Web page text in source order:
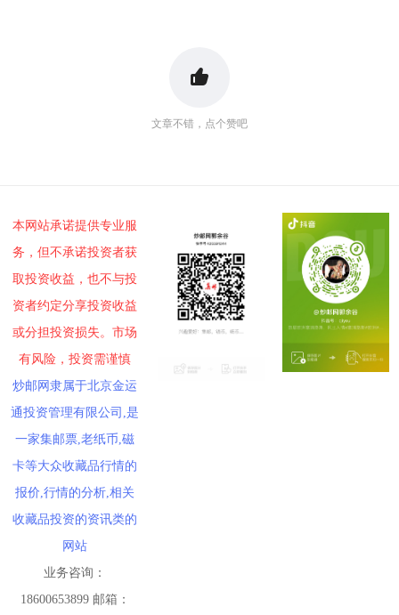
文章不错，点个赞吧
本网站承诺提供专业服
务，但不承诺投资者获
取投资收益，也不与投
资者约定分享投资收益
或分担投资损失。市场
有风险，投资需谨慎
炒邮网隶属于北京金运
通投资管理有限公司,是
一家集邮票,老纸币,磁
卡等大众收藏品行情的
报价,行情的分析,相关
收藏品投资的资讯类的
网站
业务咨询：
18600653899 邮箱：